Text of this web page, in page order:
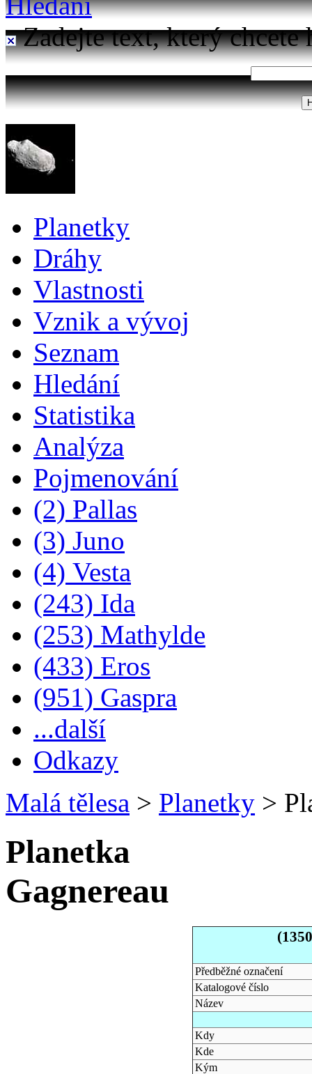
Zadejte text, který chcete
Planetky
Dráhy
Vlastnosti
Vznik a vývoj
Seznam
Hledání
Statistika
Analýza
Pojmenování
(2) Pallas
(3) Juno
(4) Vesta
(243) Ida
(253) Mathylde
(433) Eros
(951) Gaspra
...další
Odkazy
Malá tělesa > Planetky >
Planetka
Gagnereau
Předběžné označení
Katalogové číslo
Název
Kdy
Kde
Kým